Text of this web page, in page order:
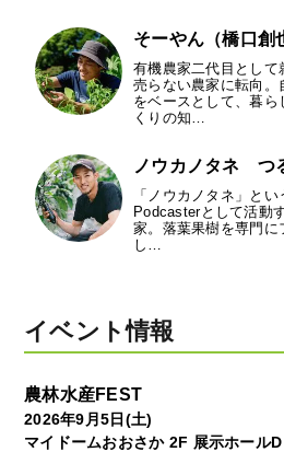
そーやん（橋口創
有機農家二代目として
売らない農家に転向。
をベースとして、暮
くりの知…
ノウカノタネ つ
「ノウカノタネ」とい
Podcasterとして活動
家。落葉果樹を専門に
し…
イベント情報
農林水産FEST
2026年9月5日(土)
マイドームおおさか 2F 展示ホールD